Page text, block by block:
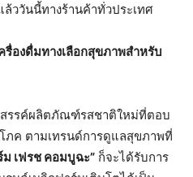
ววันนี้ทางร้านค้าทั่วประเทศ
รื่องดื่มทางเลือกสุขภาพสำหรับ
สรรค์ผลิตภัณฑ์รสชาติใหม่ที่ตอบ
ภค ตามเทรนด์การดูแลสุขภาพที่
ม เฟรช คอมบูฉะ” ก็จะได้รับการ